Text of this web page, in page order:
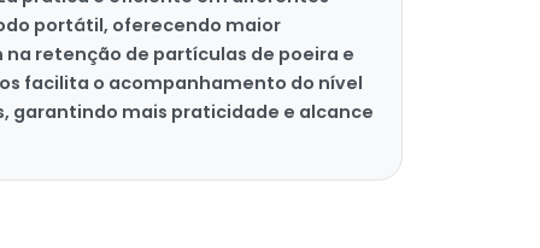
portátil, oferecendo maior
na retenção de partículas de poeira e
facilita o acompanhamento do nível
garantindo mais praticidade e alcance